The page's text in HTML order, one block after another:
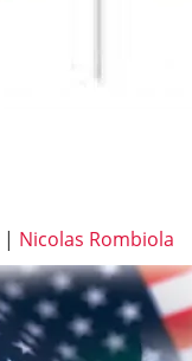
| Nicolas Rombiola